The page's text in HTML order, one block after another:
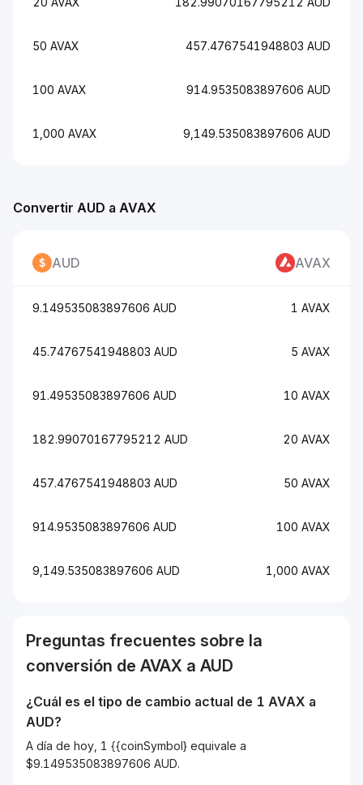
50 AVAX 457.4767541948803 AUD
100 AVAX 914.9535083897606 AUD
1,000 AVAX 9,149.535083897606 AUD
Convertir AUD a AVAX
AUD AVAX
9.149535083897606 AUD 1 AVAX
45.74767541948803 AUD 5 AVAX
91.49535083897606 AUD 10 AVAX
182.99070167795212 AUD 20 AVAX
457.4767541948803 AUD 50 AVAX
914.9535083897606 AUD 100 AVAX
9,149.535083897606 AUD 1,000 AVAX
Preguntas frecuentes sobre la
conversión de AVAX a AUD
¿Cuál es el tipo de cambio actual de 1 AVAX a
AUD?
A día de hoy, 1 {{coinSymbol} equivale a
$9.149535083897606 AUD.